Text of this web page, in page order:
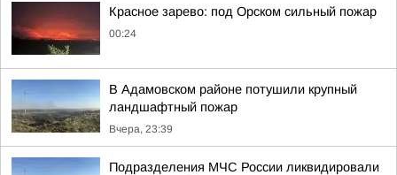
Красное зарево: под Орском сильный пожар
00:24
В Адамовском районе потушили крупный
ландшафтный пожар
Вчера, 23:39
Подразделения МЧС России ликвидировали